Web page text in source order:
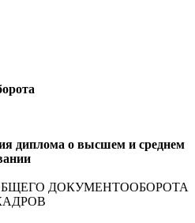
диплома о высшем и среднем
ОБЩЕГО ДОКУМЕНТООБОРОТА